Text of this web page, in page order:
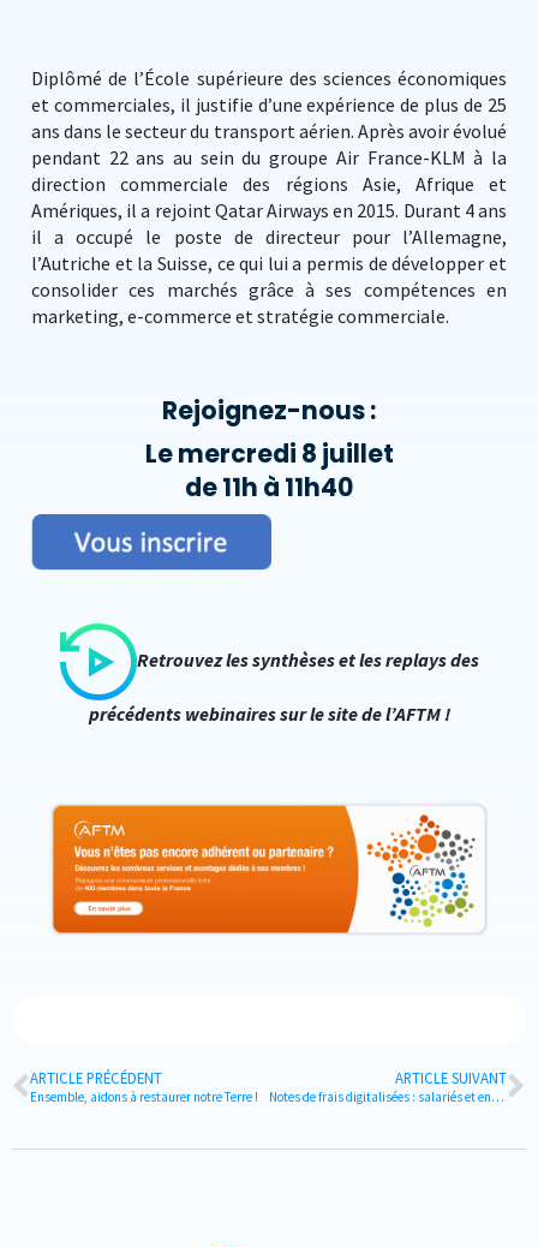
Diplômé de l’École supérieure des sciences économiques
et commerciales, il justifie d’une expérience de plus de 25
ans dans le secteur du transport aérien. Après avoir évolué
pendant 22 ans au sein du groupe Air France-KLM à la
direction commerciale des régions Asie, Afrique et
Amériques, il a rejoint Qatar Airways en 2015. Durant 4 ans
il a occupé le poste de directeur pour l’Allemagne,
l’Autriche et la Suisse, ce qui lui a permis de développer et
consolider ces marchés grâce à ses compétences en
marketing, e-commerce et stratégie commerciale.
Rejoignez-nous :
Le mercredi 8 juillet
de 11h à 11h40
Retrouvez les synthèses et les replays des
précédents webinaires sur le site de l’AFTM !
ARTICLE PRÉCÉDENT
Ensemble, aidons à restaurer notre Terre !
ARTICLE SUIVANT
Notes de frais digitalisées : salariés et entreprises ont tout à y gagner !